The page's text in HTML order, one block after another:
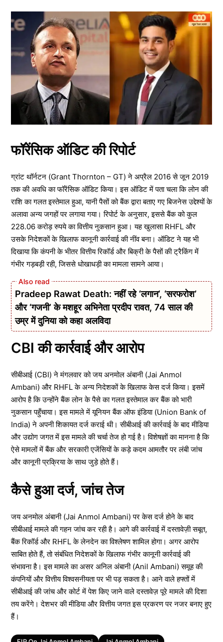
फॉरेंसिक ऑडिट की रिपोर्ट
ग्रांट थॉर्नटन (Grant Thornton – GT) ने अप्रैल 2016 से जून 2019
तक की अवधि का फॉरेंसिक ऑडिट किया। इस ऑडिट में पता चला कि लोन की
राशि का गलत इस्तेमाल हुआ, यानी पैसों को बैंक द्वारा बताए गए बिजनेस उद्देश्यों के
अलावा अन्य जगहों पर लगाया गया। रिपोर्ट के अनुसार, इससे बैंक को कुल
228.06 करोड़ रुपये का वित्तीय नुकसान हुआ। यह खुलासा RHFL और
उसके निदेशकों के खिलाफ कानूनी कार्रवाई की नींव बना। ऑडिट ने यह भी
दिखाया कि कंपनी के भीतर वित्तीय रिकॉर्ड और बिक्री के पैसों की ट्रैकिंग में
गंभीर गड़बड़ी रही, जिससे धोखाधड़ी का मामला सामने आया।
Pradeep Rawat Death: नहीं रहे ‘लगान’, ‘सरफरोश’
और ‘गजनी’ के मशहूर अभिनेता प्रदीप रावत, 74 साल की
उम्र में दुनिया को कहा अलविदा
CBI की कार्रवाई और आरोप
सीबीआई (CBI) ने मंगलवार को जय अनमोल अंबानी (Jai Anmol
Ambani) और RHFL के अन्य निदेशकों के खिलाफ केस दर्ज किया। इसमें
आरोप है कि उन्होंने बैंक लोन के पैसे का गलत इस्तेमाल कर बैंक को भारी
नुकसान पहुँचाया। इस मामले में यूनियन बैंक ऑफ इंडिया (Union Bank of
India) ने अपनी शिकायत दर्ज कराई थी। सीबीआई की कार्रवाई के बाद मीडिया
और उद्योग जगत में इस मामले की चर्चा तेज हो गई है। विशेषज्ञों का मानना है कि
ऐसे मामलों में बैंक और सरकारी एजेंसियों के कड़े कदम आमतौर पर लंबी जांच
और कानूनी प्रक्रिया के साथ जुड़े होते हैं।
कैसे हुआ दर्ज, जांच तेज
जय अनमोल अंबानी (Jai Anmol Ambani) पर केस दर्ज होने के बाद
सीबीआई मामले की गहन जांच कर रही है। आगे की कार्रवाई में दस्तावेज़ी सबूत,
बैंक रिकॉर्ड और RHFL के लेनदेन का विश्लेषण शामिल होगा। अगर आरोप
साबित होते हैं, तो संबंधित निदेशकों के खिलाफ गंभीर कानूनी कार्रवाई की
संभावना है। इस मामले का असर अनिल अंबानी (Anil Ambani) समूह की
कंपनियों और वित्तीय विश्वसनीयता पर भी पड़ सकता है। आने वाले हफ्तों में
सीबीआई की जांच और कोर्ट में पेश किए जाने वाले दस्तावेज़ पूरे मामले की दिशा
तय करेंगे। देशभर की मीडिया और वित्तीय जगत इस प्रकरण पर नजर बनाए हुए
हैं।